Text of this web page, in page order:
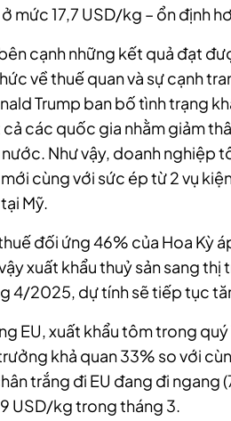
mức 17,7 USD/kg – ổn định
cạnh những kết quả đạt
về thuế quan và sự cạnh
Trump ban bố tình trạng
các quốc gia nhằm giảm
Như vậy, doanh nghiệp
cùng với sức ép từ 2 vụ
Mỹ.
đối ứng 46% của Hoa Kỳ
xuất khẩu thuỷ sản sang
4/2025, dự tính sẽ tiếp tục
EU, xuất khẩu tôm trong
khả quan 33% so với
trắng đi EU đang đi ngang
USD/kg trong tháng 3.